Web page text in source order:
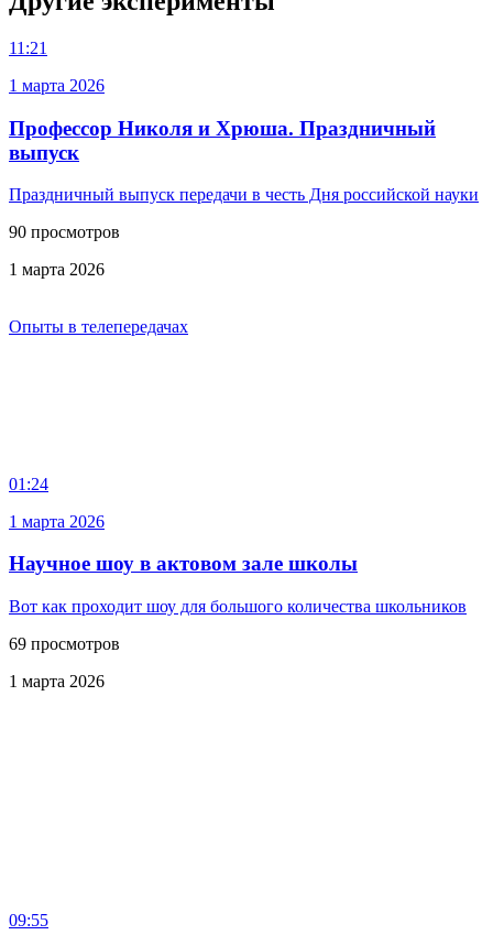
11:21
1 марта 2026
Профессор Николя и Хрюша. Праздничный
выпуск
Праздничный выпуск передачи в честь Дня российской науки
90 просмотров
1 марта 2026
Опыты в телепередачах
01:24
1 марта 2026
Научное шоу в актовом зале школы
Вот как проходит шоу для большого количества школьников
69 просмотров
1 марта 2026
09:55